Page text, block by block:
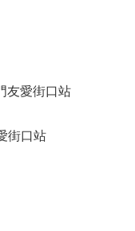
友愛街口站
街口站